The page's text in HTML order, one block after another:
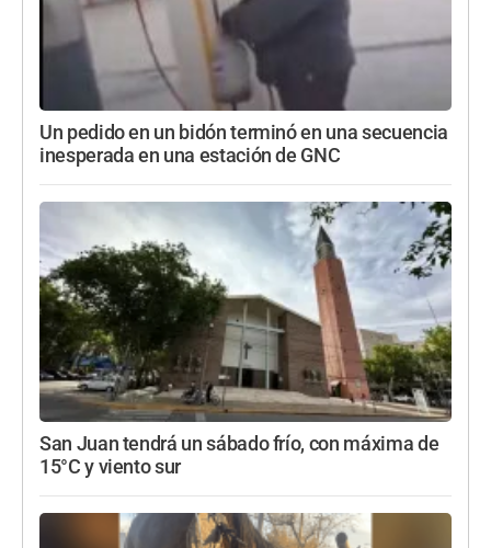
Un pedido en un bidón terminó en una secuencia
inesperada en una estación de GNC
San Juan tendrá un sábado frío, con máxima de
15°C y viento sur